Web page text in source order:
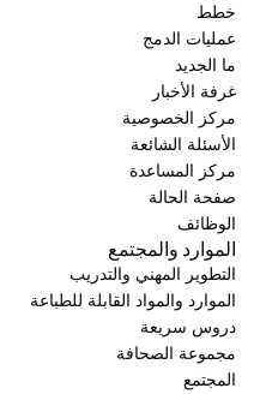
خطط
عمليات الدمج
ما الجديد
غرفة الأخبار
مركز الخصوصية
الأسئلة الشائعة
مركز المساعدة
صفحة الحالة
الوظائف
الموارد والمجتمع
التطوير المهني والتدريب
الموارد والمواد القابلة للطباعة
دروس سريعة
مجموعة الصحافة
المجتمع